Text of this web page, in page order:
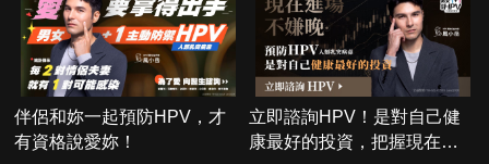
伴侶和妳一起預防HPV，才
有資格說愛妳！
立即諮詢HPV！是對自己健
康最好的投資，把握現在不